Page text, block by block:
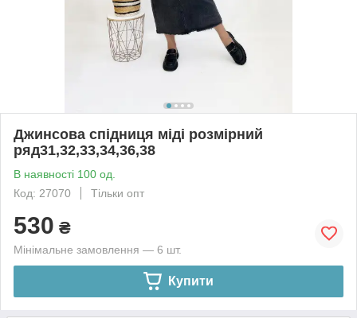
Джинсова спідниця міді розмірний
ряд31,32,33,34,36,38
В наявності 100 од.
Код: 27070
Тільки опт
530 ₴
Мінімальне замовлення — 6 шт.
Купити